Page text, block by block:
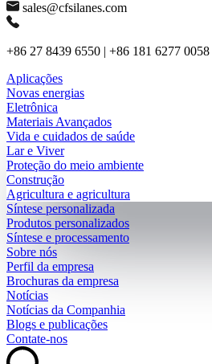
sales@cfsilanes.com
+86 27 8439 6550 | +86 181 6277 0058
Aplicações
Novas energias
Eletrônica
Materiais Avançados
Vida e cuidados de saúde
Lar e Viver
Proteção do meio ambiente
Construção
Agricultura e agricultura
Síntese personalizada
Produtos personalizados
Síntese e processamento
Sobre nós
Perfil da empresa
Brochuras da empresa
Notícias
Notícias da Companhia
Blogs e publicações
Contate-nos